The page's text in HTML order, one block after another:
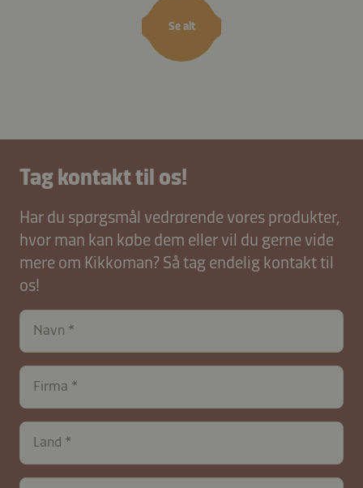
Se alt
Tag kontakt til os!
Har du spørgsmål vedrørende vores produkter,
hvor man kan købe dem eller vil du gerne vide
mere om Kikkoman? Så tag endelig kontakt til
os!
Navn
Firma
contactDK-
B2B-
26583-
Land